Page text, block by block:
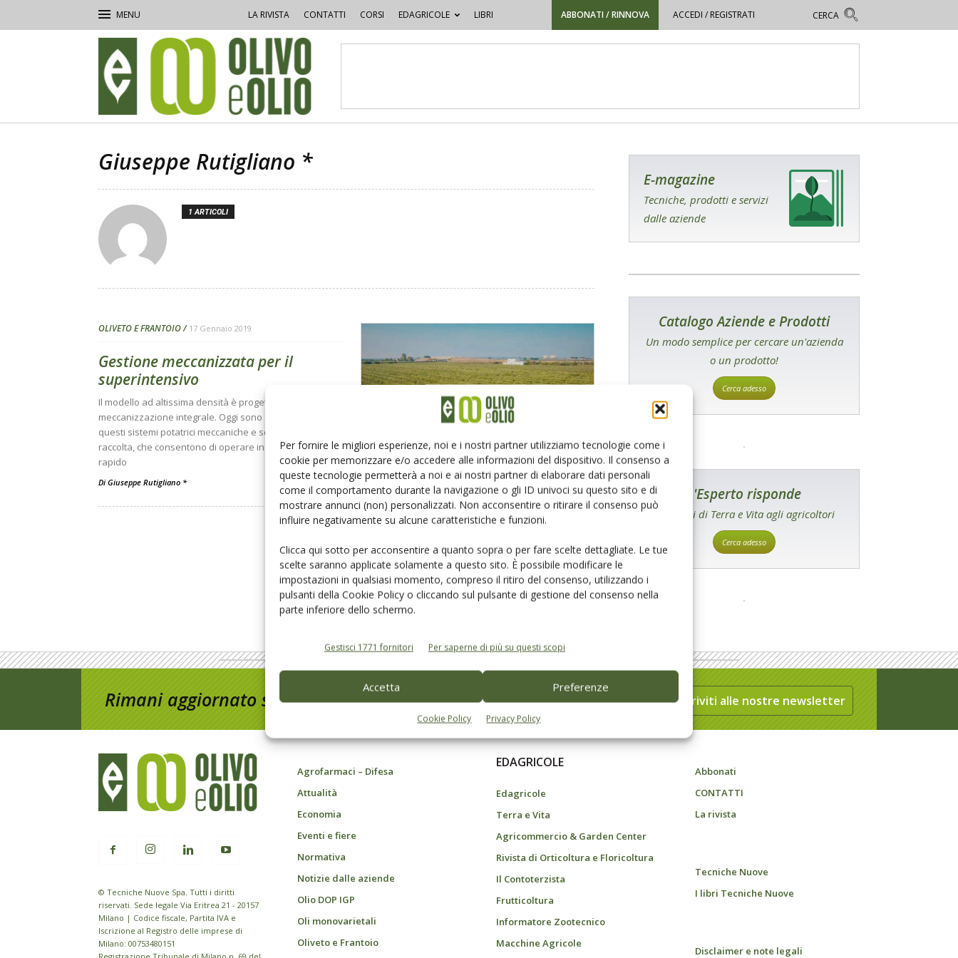
Per fornire le migliori esperienze, noi e i nostri partner utilizziamo tecnologie come i
cookie per memorizzare e/o accedere alle informazioni del dispositivo. Il consenso a
queste tecnologie permetterà a noi e ai nostri partner di elaborare dati personali
come il comportamento durante la navigazione o gli ID univoci su questo sito e di
mostrare annunci (non) personalizzati. Non acconsentire o ritirare il consenso può
influire negativamente su alcune caratteristiche e funzioni.
Clicca qui sotto per acconsentire a quanto sopra o per fare scelte dettagliate. Le tue
scelte saranno applicate solamente a questo sito. È possibile modificare le
impostazioni in qualsiasi momento, compreso il ritiro del consenso, utilizzando i
pulsanti della Cookie Policy o cliccando sul pulsante di gestione del consenso nella
parte inferiore dello schermo.
Gestisci 1771 fornitori Per saperne di più su questi scopi
Accetta Preferenze
Cookie Policy Privacy Policy
LA RIVISTA CONTATTI CORSI EDAGRICOLE LIBRI ABBONATI / RINNOVA ACCEDI / REGISTRATI
e
Olio
Giuseppe Rutigliano *
1 ARTICOLI
OLIVETO E FRANTOIO 17 Gennaio 2019
Gestione meccanizzata per il
superintensivo
Il modello ad altissima densità è progettato per la
meccanizzazione integrale. Oggi sono disponibili per
questi sistemi potatrici meccaniche e scavallatrici per la
raccolta, che consentono di operare in modo efficiente e
rapido
Di Giuseppe Rutigliano *
E-magazine
Tecniche, prodotti e servizi
dalle aziende
Catalogo Aziende e Prodotti
Un modo semplice per cercare un'azienda
o un prodotto!
Cerca adesso
L'Esperto risponde
I consigli di Terra e Vita agli agricoltori
Cerca adesso
Rimani aggiornato sul mondo dell’agricoltura Iscriviti alle nostre newsletter
© Tecniche Nuove Spa. Tutti i diritti
riservati. Sede legale Via Eritrea 21 - 20157
Milano | Codice fiscale, Partita IVA e
Iscrizione al Registro delle imprese di
Milano: 00753480151
Agrofarmaci – Difesa
Attualità
Economia
Eventi e fiere
Normativa
Notizie dalle aziende
Olio DOP IGP
Oli monovarietali
Oliveto e Frantoio
EDAGRICOLE
Edagricole
Terra e Vita
Agricommercio & Garden Center
Rivista di Orticoltura e Floricoltura
Il Contoterzista
Frutticoltura
Informatore Zootecnico
Macchine Agricole
Abbonati
CONTATTI
La rivista
Tecniche Nuove
I libri Tecniche Nuove
Disclaimer e note legali